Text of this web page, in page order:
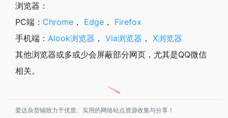
浏览器：
PC端： Chrome ， Edge ， Firefox
手机端： Alook浏览器 ， Via浏览器 ， X浏览器
其他浏览器或多或少会屏蔽部分网页，尤其是QQ微信
相关。
爱达杂货铺致力于优质、实用的网络站点资源收集与分享！